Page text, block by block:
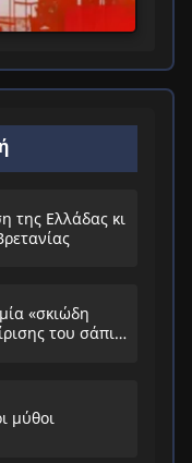
της Ελλάδας κι
«σκιώδη
του σάπιου
μύθοι